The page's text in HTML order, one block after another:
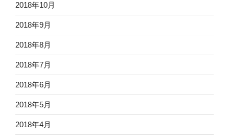
2018年10月
2018年9月
2018年8月
2018年7月
2018年6月
2018年5月
2018年4月